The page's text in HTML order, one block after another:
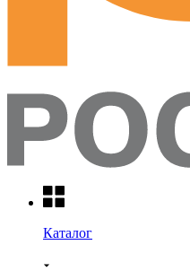
Каталог